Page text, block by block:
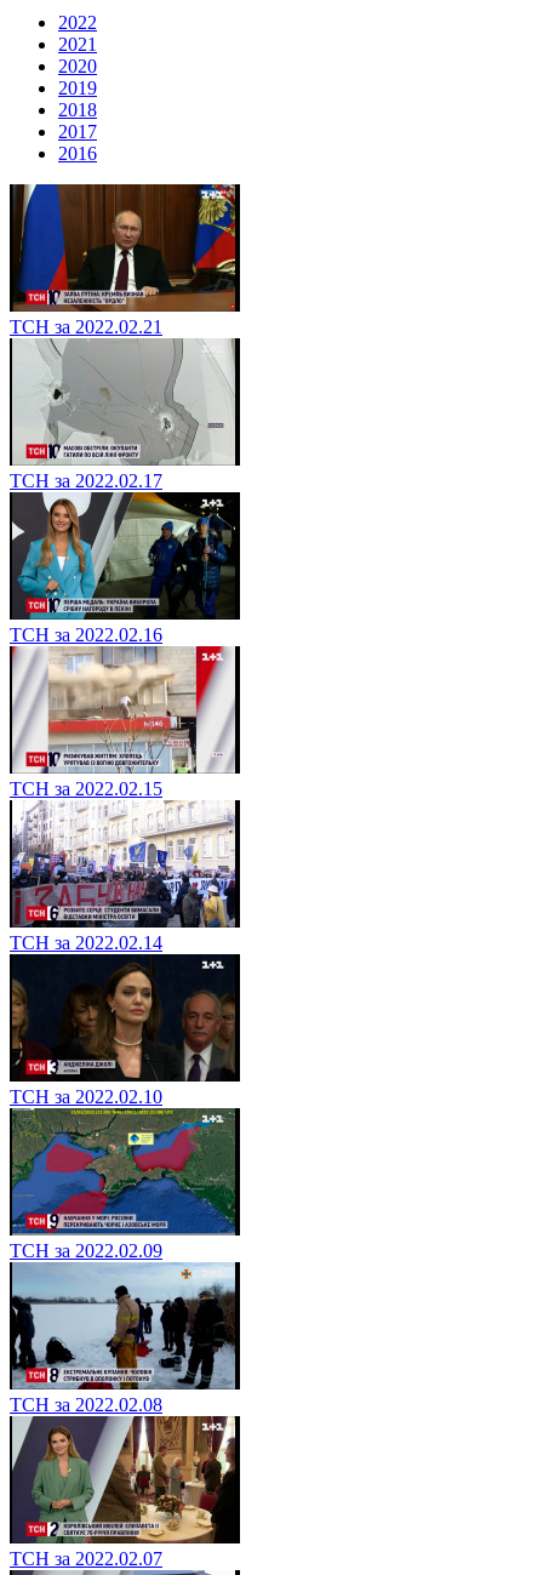
2022
2021
2020
2019
2018
2017
2016
ТСН за 2022.02.21
ТСН за 2022.02.17
ТСН за 2022.02.16
ТСН за 2022.02.15
ТСН за 2022.02.14
ТСН за 2022.02.10
ТСН за 2022.02.09
ТСН за 2022.02.08
ТСН за 2022.02.07